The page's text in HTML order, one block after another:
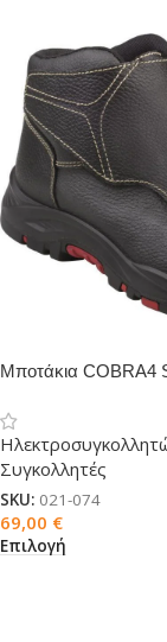
Μποτάκια COBRA4
Συγκολλητές
SKU: 021-074
69,00 €
Επιλογή